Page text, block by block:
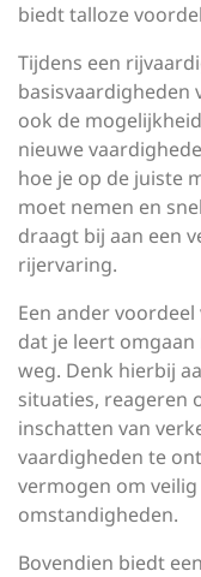
biedt talloze
Tijdens een
ook de
nieuwe
hoe je op de juiste
moet nemen en
draagt bij aan een
rijervaring.
Een ander
dat je leert
weg. Denk hierbij
situaties, reageren
inschatten van
vaardigheden te
vermogen om
omstandigheden.
Bovendien biedt